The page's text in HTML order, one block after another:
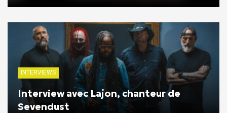
INTERVIEWS
Interview avec Lajon, chanteur de
Sevendust